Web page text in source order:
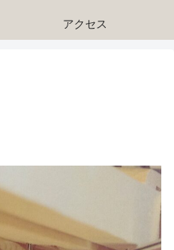
アクセス